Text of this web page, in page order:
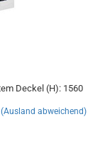
Deckel (H): 1560
(Ausland abweichend)